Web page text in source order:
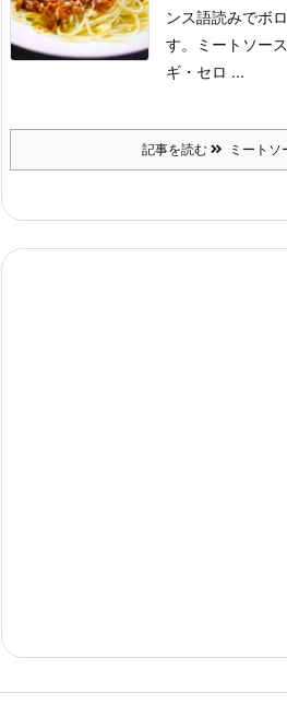
ンス語読みでボ
す。
ミートソー
ギ・セロ ...
記事を読む ミートソ